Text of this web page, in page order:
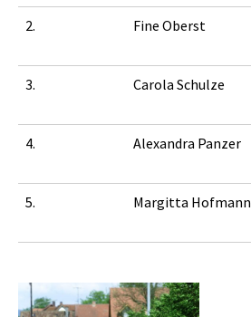
2. Fine Oberst
3. Carola Schulze
4. Alexandra Panzer
5. Margitta Hofmann
Show larger version